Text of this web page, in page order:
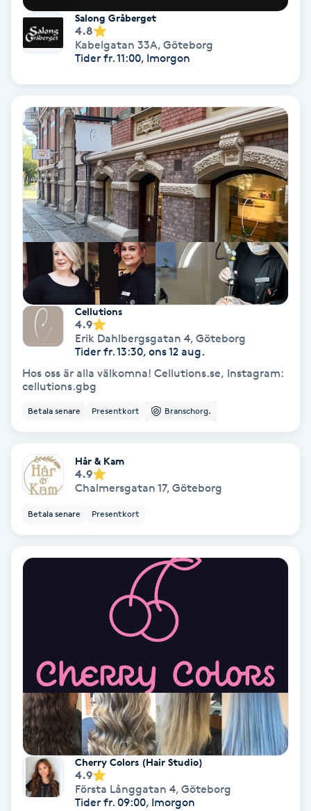
PRP (Platelet Rich Plasma)
Psoriasis
Radiofrekvens
Rakning
Reflexologi
Regndroppsmassage
Reiki massage
Restorative Yoga
Rosacea
Senioryoga
Shiatsu
Singelfransar
Sjukgymnastik
Salong Gråberget
4.8
Kabelgatan 33A, Göteborg
Tider fr. 11:00, Imorgon
Cellutions
4.9
Erik Dahlbergsgatan 4, Göteborg
Tider fr. 13:30, ons 12 aug.
Hos oss är alla välkomna! Cellutions.se, Instagram:
cellutions.gbg
Betala senare Presentkort Branschorg.
Hår & Kam
4.9
Chalmersgatan 17, Göteborg
Betala senare Presentkort
Cherry Colors (Hair Studio)
4.9
Första Långgatan 4, Göteborg
Tider fr. 09:00, Imorgon